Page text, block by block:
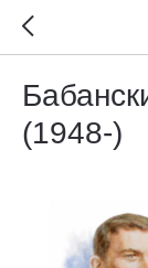
(1948-)